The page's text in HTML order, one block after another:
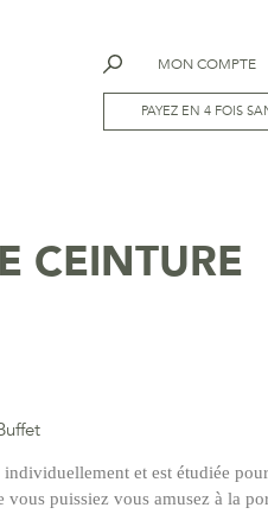
MON COMPTE
PAYEZ EN 4 FOIS
CEINTURE
et est étudiée pour
vous puissiez vous amusez à la